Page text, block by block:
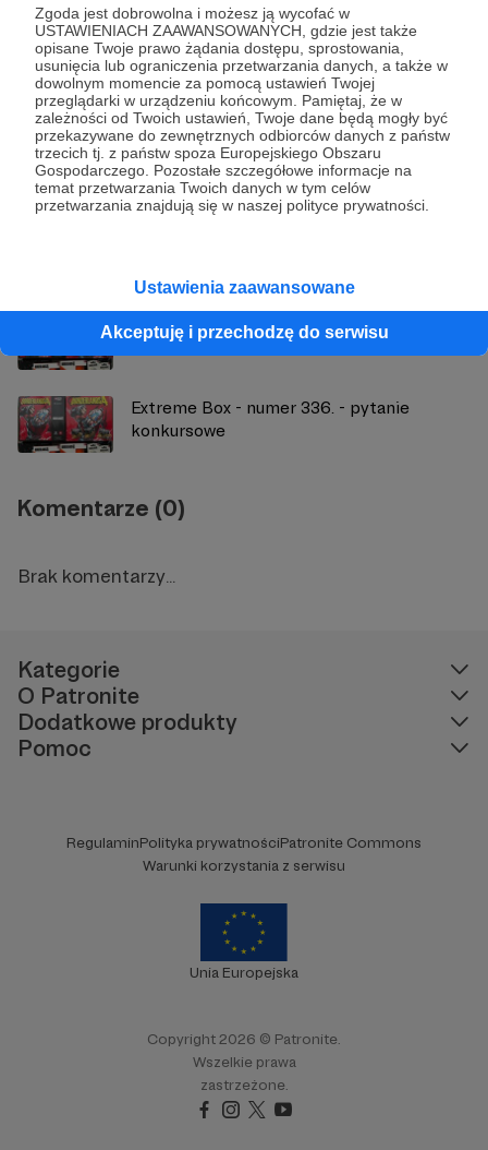
Zgoda jest dobrowolna i możesz ją wycofać w
USTAWIENIACH ZAAWANSOWANYCH, gdzie jest także
opisane Twoje prawo żądania dostępu, sprostowania,
usunięcia lub ograniczenia przetwarzania danych, a także w
dowolnym momencie za pomocą ustawień Twojej
przeglądarki w urządzeniu końcowym. Pamiętaj, że w
zależności od Twoich ustawień, Twoje dane będą mogły być
przekazywane do zewnętrznych odbiorców danych z państw
trzecich tj. z państw spoza Europejskiego Obszaru
Gospodarczego. Pozostałe szczegółowe informacje na
temat przetwarzania Twoich danych w tym celów
przetwarzania znajdują się w naszej polityce prywatności.
Ustawienia zaawansowane
Akceptuję i przechodzę do serwisu
PSX Extreme
Zobacz profil autora
Zobacz również
Extreme Box - numer 336. - informacja
Extreme Box - numer 336. - pytanie
konkursowe
Komentarze (0)
Brak komentarzy...
Kategorie
O Patronite
Dodatkowe produkty
Pomoc
RegulaminPolityka prywatnościPatronite Commons
Warunki korzystania z serwisu
Unia Europejska
Copyright 2026 © Patronite.
Wszelkie prawa
zastrzeżone.